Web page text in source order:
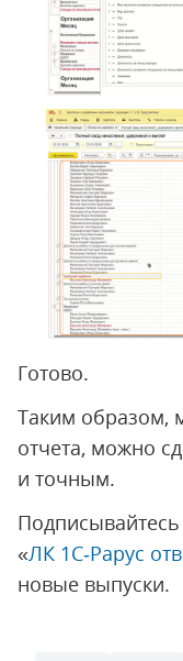
Готово.
Таким образом,
отчета, можно
и точным.
«ЛК 1С‑Рарус
новые выпуски.